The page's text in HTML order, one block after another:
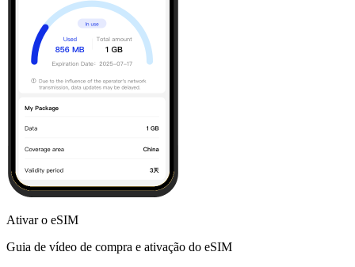
Ativar o eSIM
Guia de vídeo de compra e ativação do eSIM